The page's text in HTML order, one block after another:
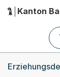
Kanton